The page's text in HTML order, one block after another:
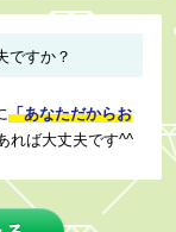
ですか？
「あなただからお
れば大丈夫です^^